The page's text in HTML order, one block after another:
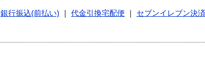
銀行振込(前払い) 代金引換宅配便
セブンイレブン決済